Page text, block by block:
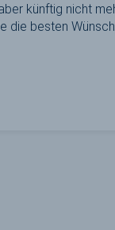
künftig nicht
die besten